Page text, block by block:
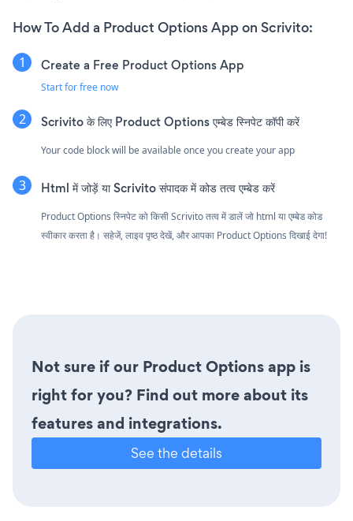
How To Add a Product Options App on Scrivito:
Create a Free Product Options App
Start for free now
Scrivito के लिए Product Options एम्बेड स्निपेट कॉपी करें
Your code block will be available once you create your app
Html में जोड़ें या Scrivito संपादक में कोड तत्व एम्बेड करें
Product Options स्निपेट को किसी Scrivito तत्व में डालें जो html या एम्बेड कोड
स्वीकार करता है। सहेजें, लाइव पृष्ठ देखें, और आपका Product Options दिखाई देगा!
Not sure if our Product Options app is
right for you? Find out more about its
features and integrations.
See the details